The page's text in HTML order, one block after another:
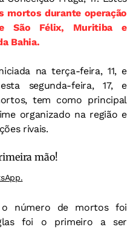
mortos durante operação
São Félix, Muritiba e
Bahia.
na terça-feira, 11, e
segunda-feira, 17, e
tem como principal
organizado na região e
rivais.
mão!
número de mortos foi
foi o primeiro a ser